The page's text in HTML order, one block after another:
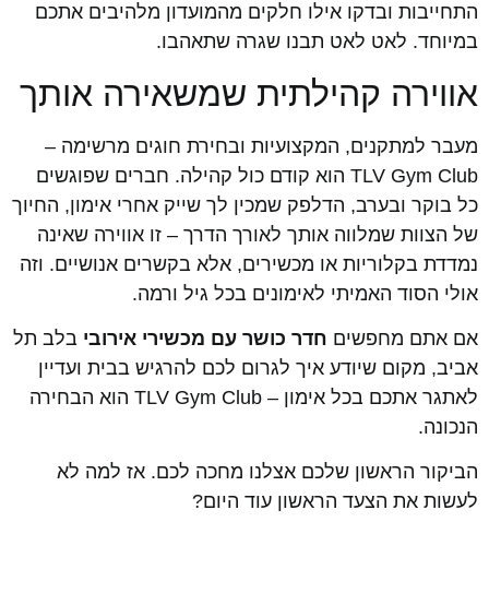
התחייבות ובדקו אילו חלקים מהמועדון מלהיבים אתכם
במיוחד. לאט לאט תבנו שגרה שתאהבו.
אווירה קהילתית שמשאירה אותך
מעבר למתקנים, המקצועיות ובחירת חוגים מרשימה –
TLV Gym Club הוא קודם כול קהילה. חברים שפוגשים
כל בוקר ובערב, הדלפק שמכין לך שייק אחרי אימון, החיוך
של הצוות שמלווה אותך לאורך הדרך – זו אווירה שאינה
נמדדת בקלוריות או מכשירים, אלא בקשרים אנושיים. וזה
אולי הסוד האמיתי לאימונים בכל גיל ורמה.
אם אתם מחפשים חדר כושר עם מכשירי אירובי בלב תל
אביב, מקום שיודע איך לגרום לכם להרגיש בבית ועדיין
לאתגר אתכם בכל אימון – TLV Gym Club הוא הבחירה
הנכונה.
הביקור הראשון שלכם אצלנו מחכה לכם. אז למה לא
לעשות את הצעד הראשון עוד היום?